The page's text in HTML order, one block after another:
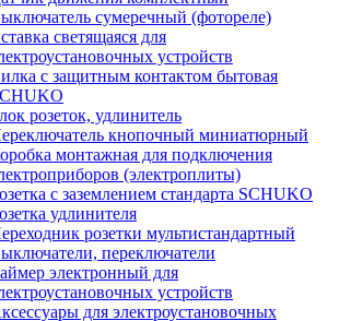
сумеречный (фотореле)
светящаяся для
устройств
с защитным контактом бытовая
розеток, удлинитель
кнопочный миниатюрный
монтажная для подключения
(электроплиты)
с заземлением стандарта SCHUKO
удлинителя
розетки мультистандартный
переключатели
электронный для
устройств
для электроустановочных